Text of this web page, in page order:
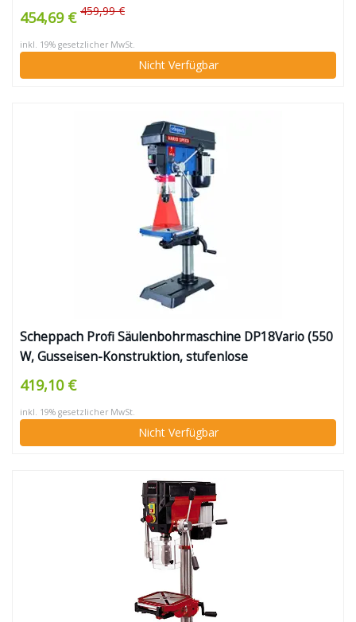
Arbeitstisch neigbar + drehbar, Pinolenhub 65 mm,
Spindelaufnahme MK2)
454,69 € 459,99 €
inkl. 19% gesetzlicher MwSt.
Nicht Verfügbar
Scheppach Profi Säulenbohrmaschine DP18Vario (550
W, Gusseisen-Konstruktion, stufenlose
Drehzahlregulierung, Bohrfutter 16mm, Laser, LED,
inkl. Tischverbreiterung)
419,10 €
inkl. 19% gesetzlicher MwSt.
Nicht Verfügbar